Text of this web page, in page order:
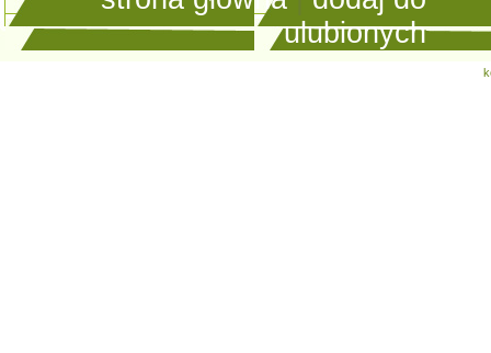
ulubionych